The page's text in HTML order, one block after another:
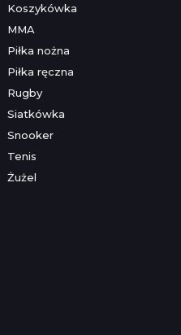
Koszykówka
MMA
Piłka nożna
Piłka ręczna
Rugby
Siatkówka
Snooker
Tenis
Żużel